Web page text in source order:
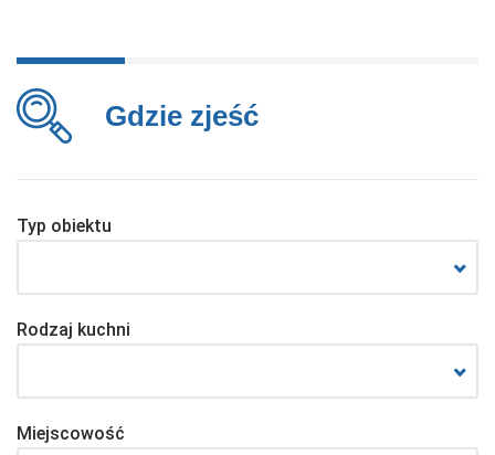
Gdzie zjeść
Typ obiektu
Rodzaj kuchni
Miejscowość